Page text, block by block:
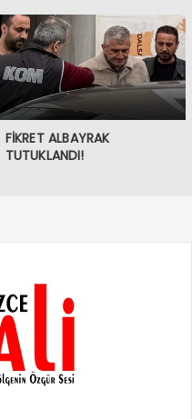
FİKRET ALBAYRAK
TUTUKLANDI!